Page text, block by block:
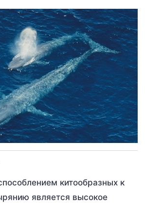
китообразных к
является высокое